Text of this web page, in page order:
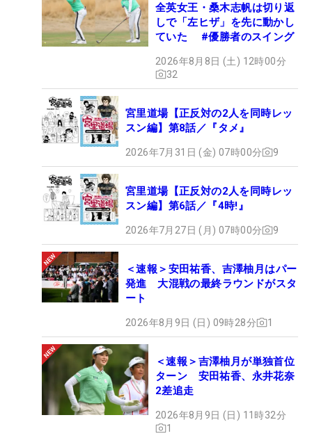
全英女王・桑木志帆は切り返
しで「左ヒザ」を先に動かし
ていた #優勝者のスイング
2026年8月8日 (土) 12時00分
32
宮里道場【正反対の2人を同時レッ
スン編】第8話／『タメ』
2026年7月31日 (金) 07時00分 9
宮里道場【正反対の2人を同時レッ
スン編】第6話／『4時!』
2026年7月27日 (月) 07時00分 9
＜速報＞安田祐香、吉澤柚月はパー
発進 大混戦の最終ラウンドがスタ
ート
2026年8月9日 (日) 09時28分 1
＜速報＞吉澤柚月が単独首位
ターン 安田祐香、永井花奈
2差追走
2026年8月9日 (日) 11時32分
1